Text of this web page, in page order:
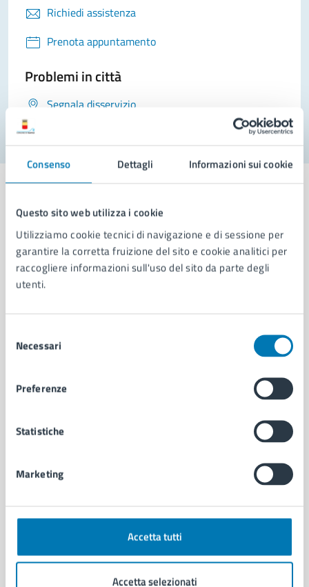
Consenso Dettagli Informazioni sui cookie
Questo sito web utilizza i cookie
Utilizziamo cookie tecnici di navigazione e di sessione per
garantire la corretta fruizione del sito e cookie analitici per
raccogliere informazioni sull'uso del sito da parte degli
utenti.
delNecessari
Preferenze
Statistiche
Marketing
Accetta tutti
Accetta selezionati
Richiedi assistenza
Prenota appuntamento
Problemi in città
Segnala disservizio
Comune di Napoli
AMMINISTRAZIONE
Uffici
Politici
Intranet, posta aziendale e protocollo
CATEGORIE DI SERVIZIO
Anagrafe e stato civile
Cultura e tempo libero
Documenti e certificati